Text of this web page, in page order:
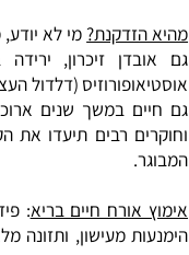
תה ירוק, וכן שורה
לתרכובות אנטי
מי לא יודע, מי לא
זיכרון, ירידה
(דלדול העצמות),
רבים תיעדו את הקשר